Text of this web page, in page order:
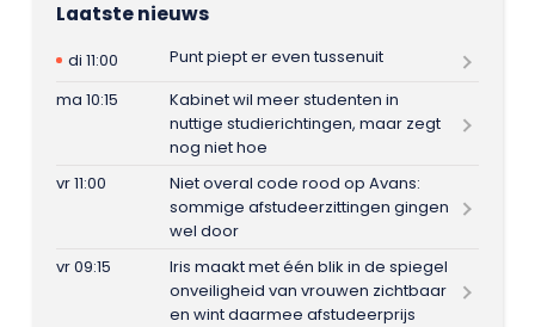
Laatste nieuws
di 11:00
Punt piept er even tussenuit
ma 10:15
Kabinet wil meer studenten in
nuttige studierichtingen, maar zegt
nog niet hoe
vr 11:00
Niet overal code rood op Avans:
sommige afstudeerzittingen gingen
wel door
vr 09:15
Iris maakt met één blik in de spiegel
onveiligheid van vrouwen zichtbaar
en wint daarmee afstudeerprijs